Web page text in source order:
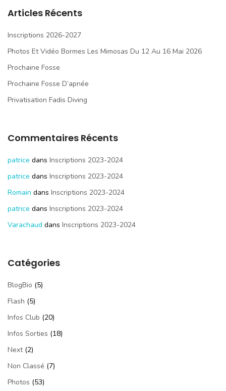
Articles Récents
Inscriptions 2026-2027
Photos Et Vidéo Bormes Les Mimosas Du 12 Au 16 Mai 2026
Prochaine Fosse
Prochaine Fosse D’apnée
Privatisation Fadis Diving
Commentaires Récents
patrice dans Inscriptions 2023-2024
patrice dans Inscriptions 2023-2024
Romain dans Inscriptions 2023-2024
patrice dans Inscriptions 2023-2024
Varachaud dans Inscriptions 2023-2024
Catégories
BlogBio (5)
Flash (5)
Infos Club (20)
Infos Sorties (18)
Next(2)
Non Classé (7)
Photos (53)